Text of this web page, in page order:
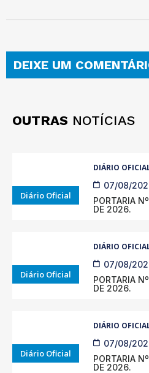
DEIXE UM
OUTRAS NOTÍCIAS
Diário Oficial
DIÁRIO
07/08/
PORTARIA
DE 2026.
Diário Oficial
DIÁRIO
07/08/
PORTARIA
DE 2026.
Diário Oficial
DIÁRIO
07/08/
PORTARIA
DE 2026.